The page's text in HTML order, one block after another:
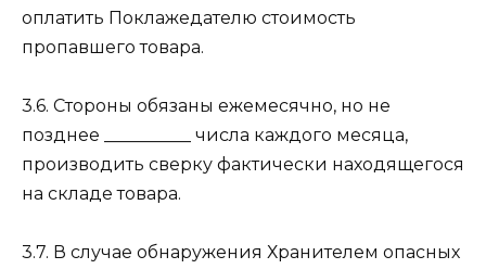
оплатить Поклажедателю стоимость
пропавшего товара.
3.6. Стороны обязаны ежемесячно, но не
позднее __________ числа каждого месяца,
производить сверку фактически находящегося
на складе товара.
3.7. В случае обнаружения Хранителем опасных